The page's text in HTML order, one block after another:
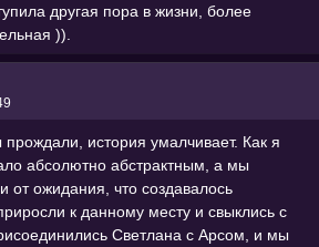
другая пора в жизни, более
)).
история умалчивает. Как я
абсолютно абстрактным, а мы
от ожидания, что создавалось
к данному месту и свыклись с
Светлана с Арсом, и мы